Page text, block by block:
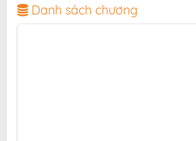
thiện, mang đến trải nghiệm đọc
lợi, hoàn toàn miễn phí cho độc
Danh sách chương